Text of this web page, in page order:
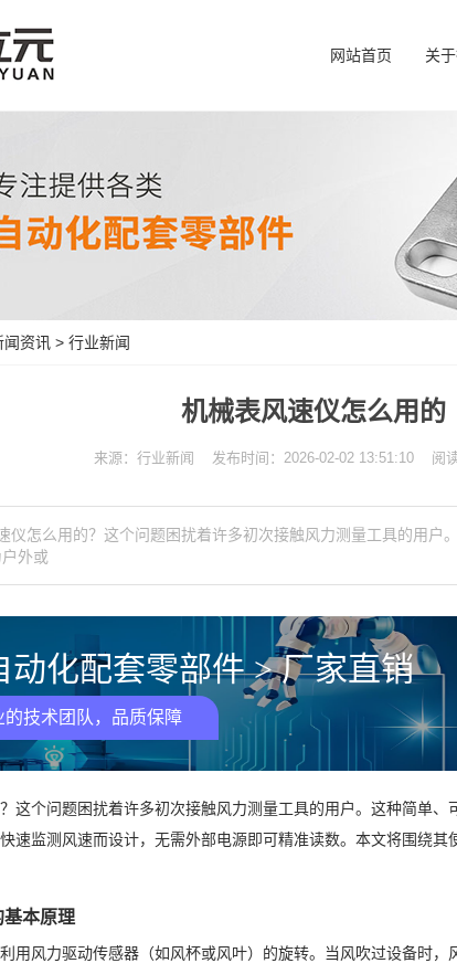
网站首页 关
闻资讯 > 行业新闻
机械表风速仪怎么用的
来源：行业新闻 发布时间：2026-02-02 13:51:10 阅
怎么用的？这个问题困扰着许多初次接触风力测量工具的用户
外或
动化配套零部件 > 厂家直销
的技术团队，品质保障
这个问题困扰着许多初次接触风力测量工具的用户。这种简单、
速监测风速而设计，无需外部电源即可精准读数。本文将围绕
基本原理
用风力驱动传感器（如风杯或风叶）的旋转。当风吹过设备时